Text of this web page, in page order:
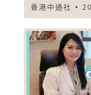
香港中通社